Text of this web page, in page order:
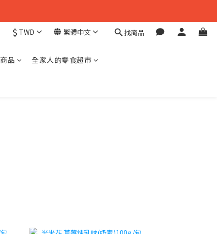
$ TWD 繁體中文 找商品
品 全家人的零食超市